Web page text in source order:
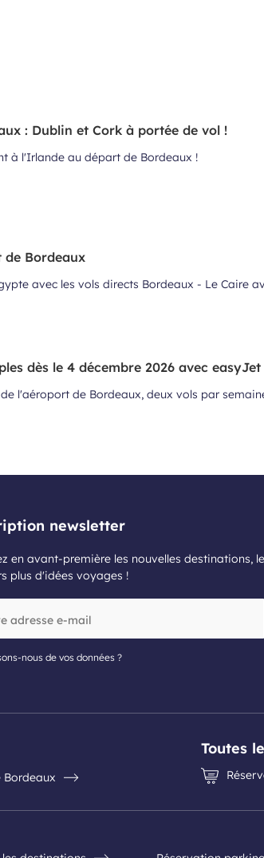
: Dublin et Cork à portée de vol !
à l'Irlande au départ de Bordeaux !
de Bordeaux
avec les vols directs Bordeaux - Le Caire
dès le 4 décembre 2026 avec easyJet
l'aéroport de Bordeaux, deux vols par
newsletter
en avant-première les nouvelles destinations,
plus d'idées voyages !
nous de vos données ?
Toutes